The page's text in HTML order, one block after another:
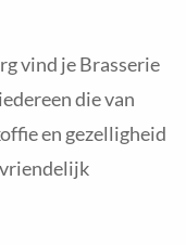
vind je Brasserie
die van
en gezelligheid